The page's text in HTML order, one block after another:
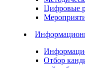
Цифровые
Отбор